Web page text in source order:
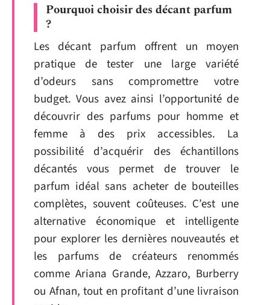
Pourquoi choisir des décant parfum
?
Les décant parfum offrent un moyen
pratique de tester une large variété
d’odeurs sans compromettre votre
budget. Vous avez ainsi l’opportunité de
découvrir des parfums pour homme et
femme à des prix accessibles. La
possibilité d’acquérir des échantillons
décantés vous permet de trouver le
parfum idéal sans acheter de bouteilles
complètes, souvent coûteuses. C’est une
alternative économique et intelligente
pour explorer les dernières nouveautés et
les parfums de créateurs renommés
comme Ariana Grande, Azzaro, Burberry
ou Afnan, tout en profitant d’une livraison